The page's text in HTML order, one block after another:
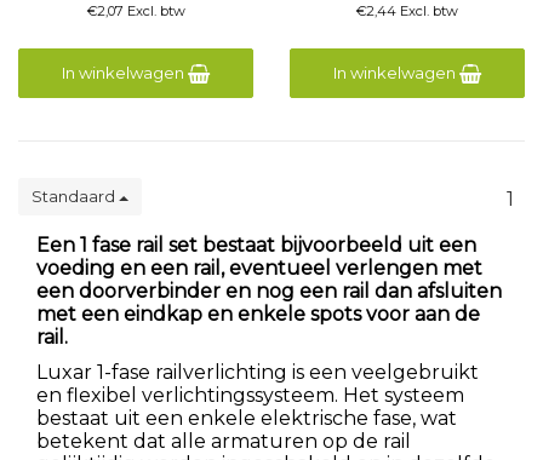
€2,07 Excl. btw
In winkelwagen
€2,44 Excl. btw
In winkelwagen
Standaard
1
Een 1 fase rail set bestaat bijvoorbeeld uit een
voeding en een rail, eventueel verlengen met
een doorverbinder en nog een rail dan afsluiten
met een eindkap en enkele spots voor aan de
rail.
Luxar 1-fase railverlichting is een veelgebruikt
en flexibel verlichtingssysteem. Het systeem
bestaat uit een enkele elektrische fase, wat
betekent dat alle armaturen op de rail